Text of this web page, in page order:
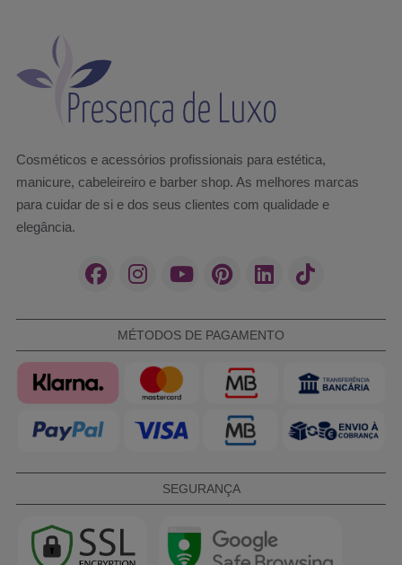
Cosméticos e acessórios profissionais para estética,
manicure, cabeleireiro e barber shop. As melhores marcas
para cuidar de si e dos seus clientes com qualidade e
elegância.
MÉTODOS DE PAGAMENTO
SEGURANÇA